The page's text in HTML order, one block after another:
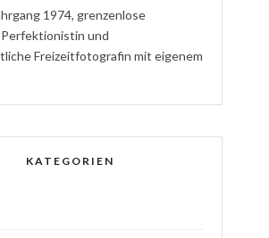
1974, grenzenlose
Perfektionistin und
Freizeitfotografin mit eigenem
KATEGORIEN